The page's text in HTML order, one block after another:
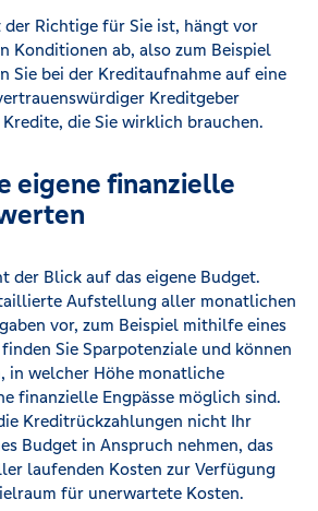
Richtige für Sie ist, hängt vor
Konditionen ab, also zum Beispiel
Sie bei der Kreditaufnahme auf eine
Kreditgeber
die Sie wirklich brauchen.
eigene finanzielle
der Blick auf das eigene Budget.
Aufstellung aller monatlichen
vor, zum Beispiel mithilfe eines
Sie Sparpotenziale und können
in welcher Höhe monatliche
finanzielle Engpässe möglich sind.
Kreditrückzahlungen nicht Ihr
Budget in Anspruch nehmen, das
laufenden Kosten zur Verfügung
für unerwartete Kosten.